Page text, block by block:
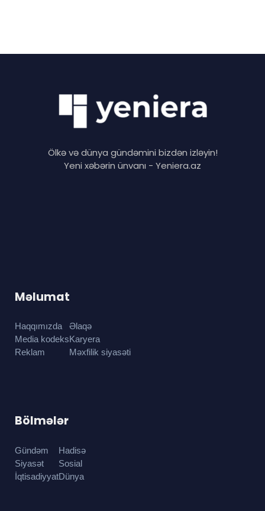
Ölkə və dünya gündəmini bizdən izləyin!
Yeni xəbərin ünvanı - Yeniera.az
Məlumat
Haqqımızda
Media kodeks
Reklam
Əlaqə
Karyera
Məxfilik siyasəti
Bölmələr
Gündəm
Siyasət
İqtisadiyyat
Hadisə
Sosial
Dünya